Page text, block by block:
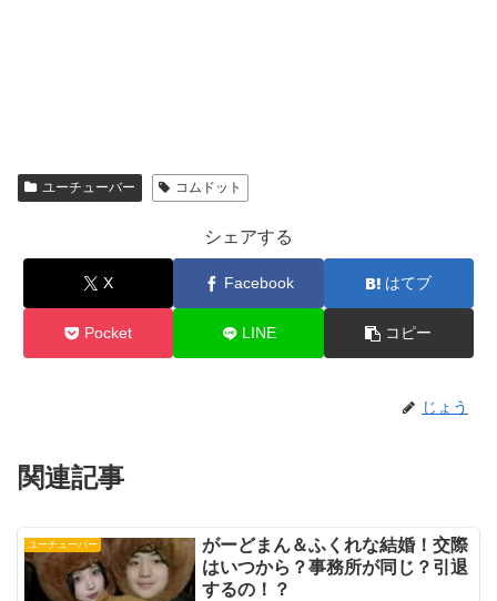
ユーチューバー コムドット
シェアする
X Facebook はてブ
Pocket LINE コピー
じょう
関連記事
ユーチューバー
がーどまん＆ふくれな結婚！交際
はいつから？事務所が同じ？引退
するの！？